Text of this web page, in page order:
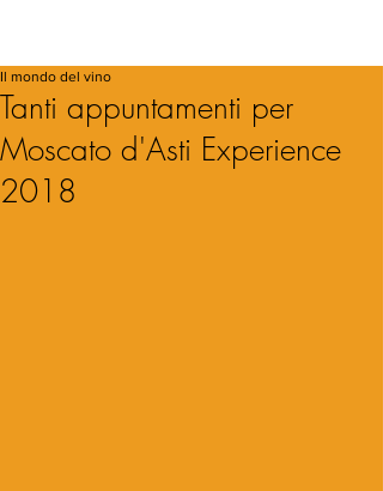
Tanti appuntamenti per
Moscato d'Asti Experience
2018
Il mondo del vino